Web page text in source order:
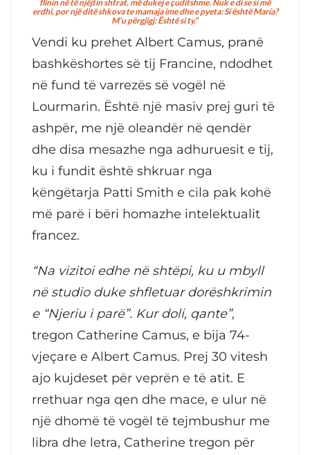
flinin në të njëjtin shtrat, më dukej e çuditshme. Nuk e di se si më
erdhi, por një ditë shkova te mamaja ime dhe e pyeta: Si është María?
M’u përgjigj: Është si ty.“
Vendi ku prehet Albert Camus, pranë
bashkëshortes së tij Francine, ndodhet
në fund të varrezës së vogël në
Lourmarin. Është një masiv prej guri të
ashpër, me një oleandër në qendër
dhe disa mesazhe nga adhuruesit e tij,
ku i fundit është shkruar nga
këngëtarja Patti Smith e cila pak kohë
më parë i bëri homazhe intelektualit
francez.
“Na vizitoi edhe në shtëpi, ku u mbyll
në studio duke shfletuar dorëshkrimin
e “Njeriu i parë”. Kur doli, qante”,
tregon Catherine Camus, e bija 74-
vjeçare e Albert Camus. Prej 30 vitesh
ajo kujdeset për veprën e të atit. E
rrethuar nga qen dhe mace, e ulur në
një dhomë të vogël të tejmbushur me
libra dhe letra, Catherine tregon për